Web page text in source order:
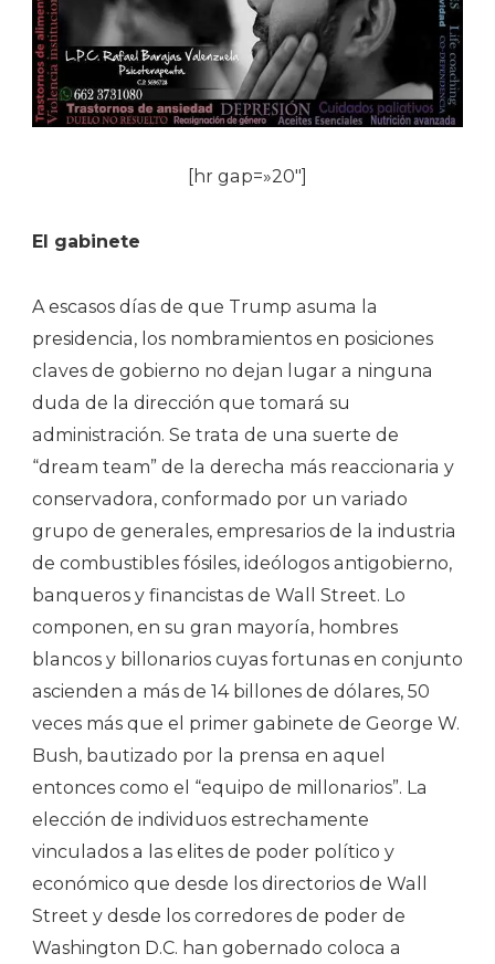
[hr gap=»20″]
El gabinete
A escasos días de que Trump asuma la
presidencia, los nombramientos en posiciones
claves de gobierno no dejan lugar a ninguna
duda de la dirección que tomará su
administración. Se trata de una suerte de
“dream team” de la derecha más reaccionaria y
conservadora, conformado por un variado
grupo de generales, empresarios de la industria
de combustibles fósiles, ideólogos antigobierno,
banqueros y financistas de Wall Street. Lo
componen, en su gran mayoría, hombres
blancos y billonarios cuyas fortunas en conjunto
ascienden a más de 14 billones de dólares, 50
veces más que el primer gabinete de George W.
Bush, bautizado por la prensa en aquel
entonces como el “equipo de millonarios”. La
elección de individuos estrechamente
vinculados a las elites de poder político y
económico que desde los directorios de Wall
Street y desde los corredores de poder de
Washington D.C. han gobernado coloca a